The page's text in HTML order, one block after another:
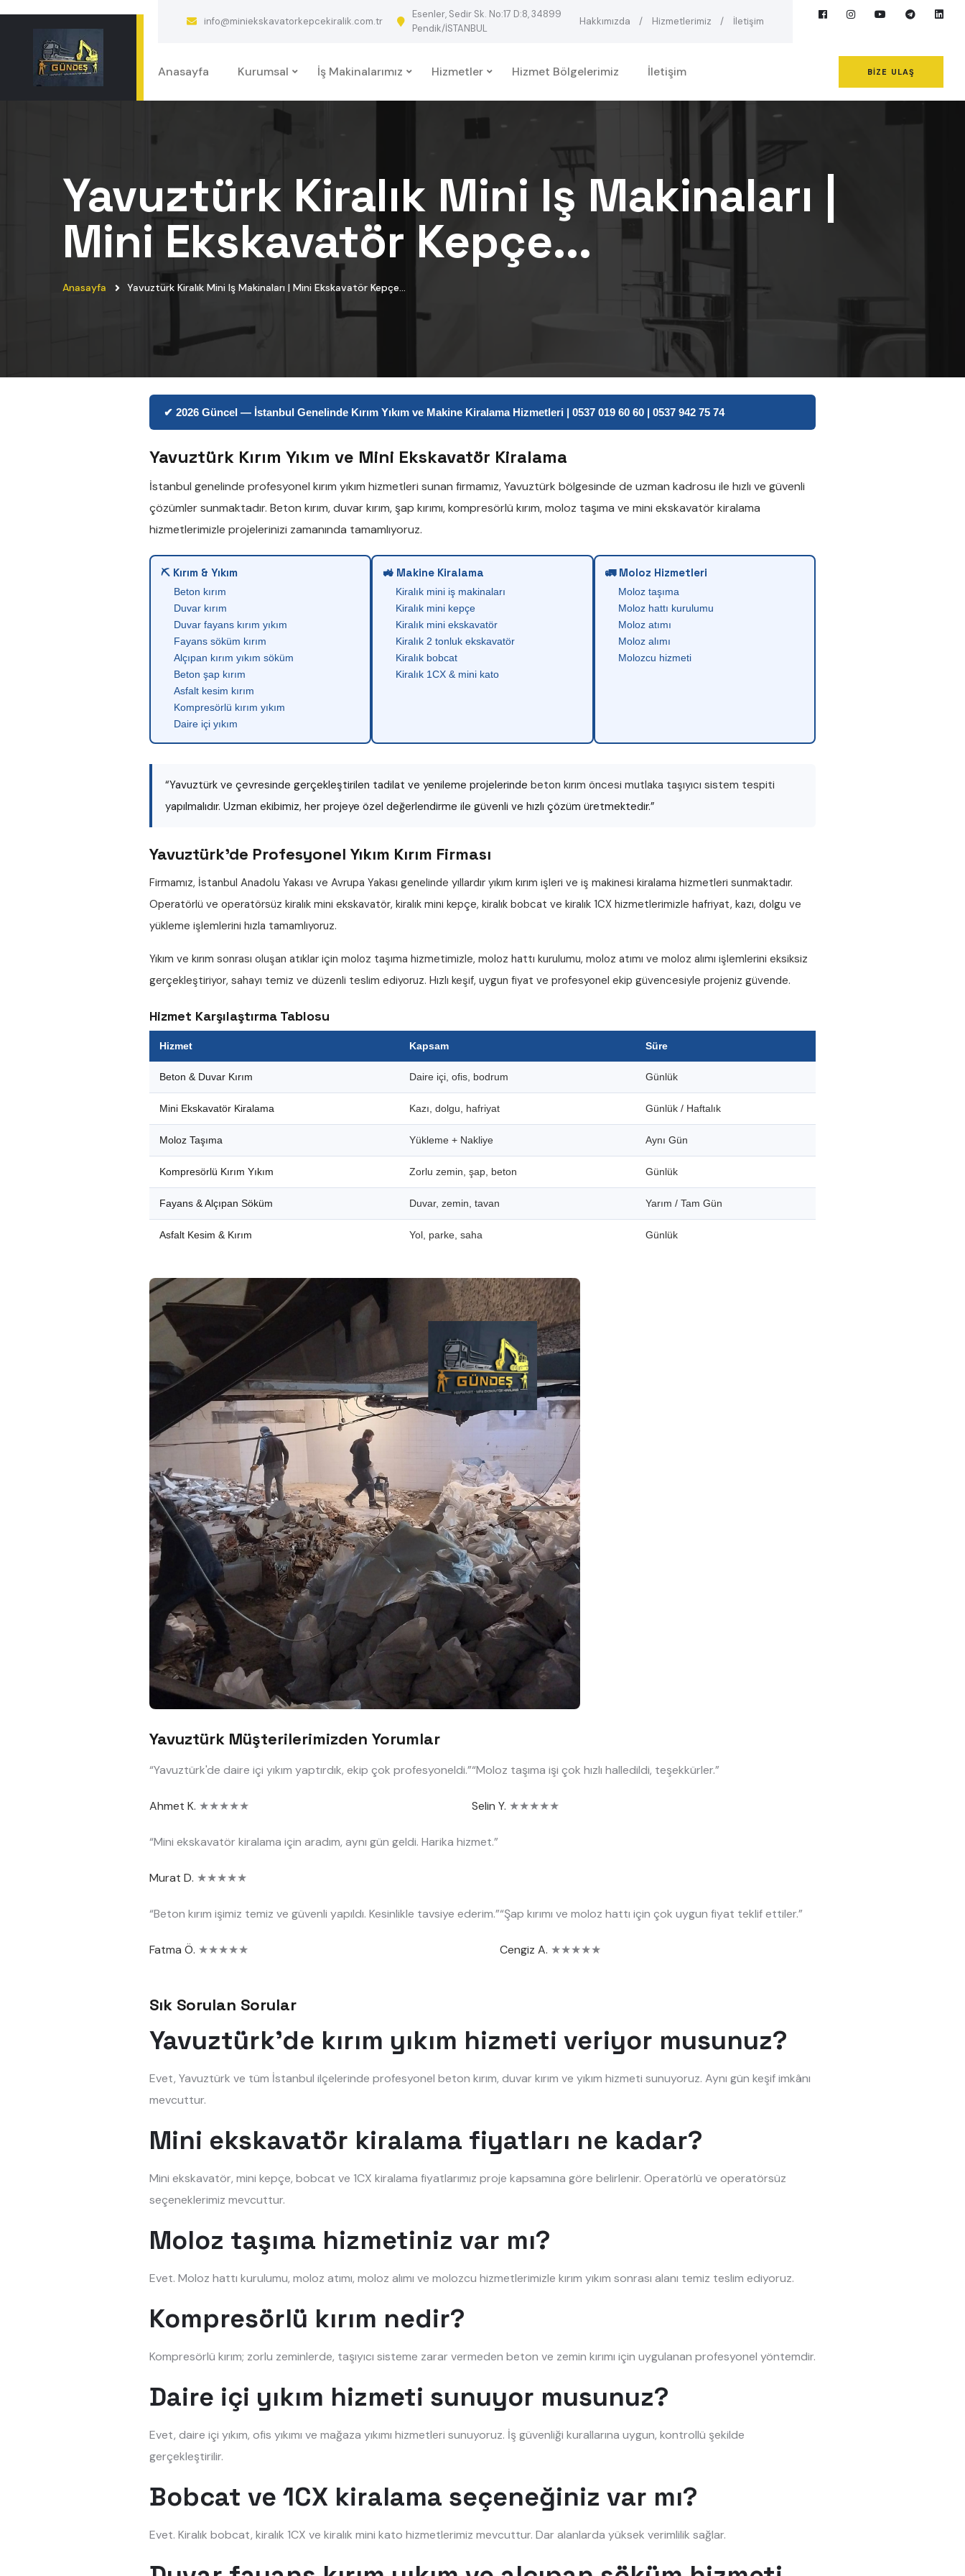
info@miniekskavatorkepcekiralik.com.tr
Esenler, Sedir Sk. No:17 D:8, 34899
Pendik/İSTANBUL
Hakkımızda Hizmetlerimiz İletişim
Anasayfa Kurumsal İş Makinalarımız Hizmetler Hizmet Bölgelerimiz İletişim BIZE ULAŞ
Yavuztürk Kiralık Mini Iş Makinaları |
Mini Ekskavatör Kepçe...
Anasayfa Yavuztürk Kiralık Mini Iş Makinaları | Mini Ekskavatör Kepçe...
✔ 2026 Güncel — İstanbul Genelinde Kırım Yıkım ve Makine Kiralama Hizmetleri | 0537 019 60 60 | 0537 942 75 74
Yavuztürk Kırım Yıkım ve Mini Ekskavatör Kiralama
İstanbul genelinde profesyonel kırım yıkım hizmetleri sunan firmamız,Yavuztürk bölgesinde de uzman kadrosu ile hızlı ve güvenli
çözümler sunmaktadır. Beton kırım,duvar kırım,şap kırımı,kompresörlü kırım,moloz taşıma ve mini ekskavatör kiralama
hizmetlerimizle projelerinizi zamanında tamamlıyoruz.
⛏ Kırım & Yıkım
Beton kırım
Duvar kırım
Duvar fayans kırım yıkım
Fayans söküm kırım
Alçıpan kırım yıkım söküm
Beton şap kırım
Asfalt kesim kırım
Kompresörlü kırım yıkım
Daire içi yıkım
🚜 Makine Kiralama
Kiralık mini iş makinaları
Kiralık mini kepçe
Kiralık mini ekskavatör
Kiralık 2 tonluk ekskavatör
Kiralık bobcat
Kiralık 1CX & mini kato
🚛 Moloz Hizmetleri
Moloz taşıma
Moloz hattı kurulumu
Moloz atımı
Moloz alımı
Molozcu hizmeti
“Yavuztürk ve çevresinde gerçekleştirilen tadilat ve yenileme projelerinde beton kırım öncesi mutlaka taşıyıcı sistem tespiti
yapılmalıdır. Uzman ekibimiz, her projeye özel değerlendirme ile güvenli ve hızlı çözüm üretmektedir.”
Yavuztürk'de Profesyonel Yıkım Kırım Firması
Firmamız, İstanbul Anadolu Yakası ve Avrupa Yakası genelinde yıllardır yıkım kırım işleri ve iş makinesi kiralama hizmetleri sunmaktadır.
Operatörlü ve operatörsüz kiralık mini ekskavatör, kiralık mini kepçe, kiralık bobcat ve kiralık 1CX hizmetlerimizle hafriyat, kazı, dolgu ve
yükleme işlemlerini hızla tamamlıyoruz.
Yıkım ve kırım sonrası oluşan atıklar için moloz taşıma hizmetimizle, moloz hattı kurulumu, moloz atımı ve moloz alımı işlemlerini eksiksiz
gerçekleştiriyor, sahayı temiz ve düzenli teslim ediyoruz. Hızlı keşif, uygun fiyat ve profesyonel ekip güvencesiyle projeniz güvende.
Hizmet Karşılaştırma Tablosu
Hizmet Kapsam Süre
Beton & Duvar Kırım Daire içi, ofis, bodrum Günlük
Mini Ekskavatör Kiralama Kazı, dolgu, hafriyat Günlük / Haftalık
Moloz Taşıma Yükleme + Nakliye Aynı Gün
Kompresörlü Kırım Yıkım Zorlu zemin, şap, beton Günlük
Fayans & Alçıpan Söküm Duvar, zemin, tavan Yarım / Tam Gün
Asfalt Kesim & Kırım Yol, parke, saha Günlük
Yavuztürk Müşterilerimizden Yorumlar
“Yavuztürk'de daire içi yıkım yaptırdık, ekip çok profesyoneldi.”
Ahmet K. ★★★★★
“Moloz taşıma işi çok hızlı halledildi, teşekkürler.”
Selin Y. ★★★★★
“Mini ekskavatör kiralama için aradım, aynı gün geldi. Harika hizmet.”
Murat D. ★★★★★
“Beton kırım işimiz temiz ve güvenli yapıldı. Kesinlikle tavsiye ederim.”
Fatma Ö. ★★★★★
“Şap kırımı ve moloz hattı için çok uygun fiyat teklif ettiler.”
Cengiz A. ★★★★★
Sık Sorulan Sorular
Yavuztürk'de kırım yıkım hizmeti veriyor musunuz?
Evet, Yavuztürk ve tüm İstanbul ilçelerinde profesyonel beton kırım, duvar kırım ve yıkım hizmeti sunuyoruz. Aynı gün keşif imkânı
mevcuttur.
Mini ekskavatör kiralama fiyatları ne kadar?
Mini ekskavatör, mini kepçe, bobcat ve 1CX kiralama fiyatlarımız proje kapsamına göre belirlenir. Operatörlü ve operatörsüz
seçeneklerimiz mevcuttur.
Moloz taşıma hizmetiniz var mı?
Evet. Moloz hattı kurulumu, moloz atımı, moloz alımı ve molozcu hizmetlerimizle kırım yıkım sonrası alanı temiz teslim ediyoruz.
Kompresörlü kırım nedir?
Kompresörlü kırım; zorlu zeminlerde, taşıyıcı sisteme zarar vermeden beton ve zemin kırımı için uygulanan profesyonel yöntemdir.
Daire içi yıkım hizmeti sunuyor musunuz?
Evet, daire içi yıkım, ofis yıkımı ve mağaza yıkımı hizmetleri sunuyoruz. İş güvenliği kurallarına uygun, kontrollü şekilde
gerçekleştirilir.
Bobcat ve 1CX kiralama seçeneğiniz var mı?
Evet. Kiralık bobcat, kiralık 1CX ve kiralık mini kato hizmetlerimiz mevcuttur. Dar alanlarda yüksek verimlilik sağlar.